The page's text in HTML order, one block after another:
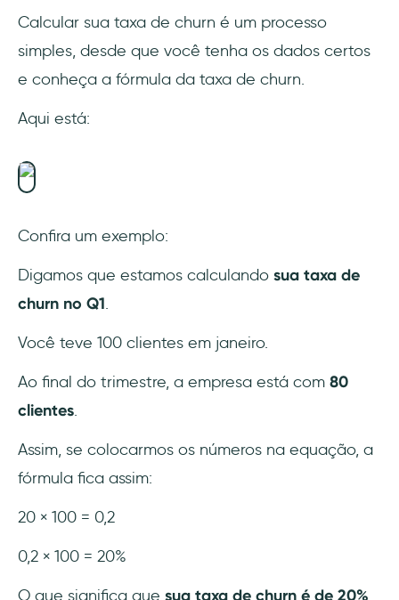
Calcular sua taxa de churn é um processo
simples, desde que você tenha os dados certos
e conheça a fórmula da taxa de churn.
Aqui está:
Confira um exemplo:
Digamos que estamos calculando sua taxa de
churn no Q1.
Você teve 100 clientes em janeiro.
Ao final do trimestre, a empresa está com 80
clientes.
Assim, se colocarmos os números na equação, a
fórmula fica assim:
20 × 100 = 0,2
0,2 × 100 = 20%
O que significa que sua taxa de churn é de 20%